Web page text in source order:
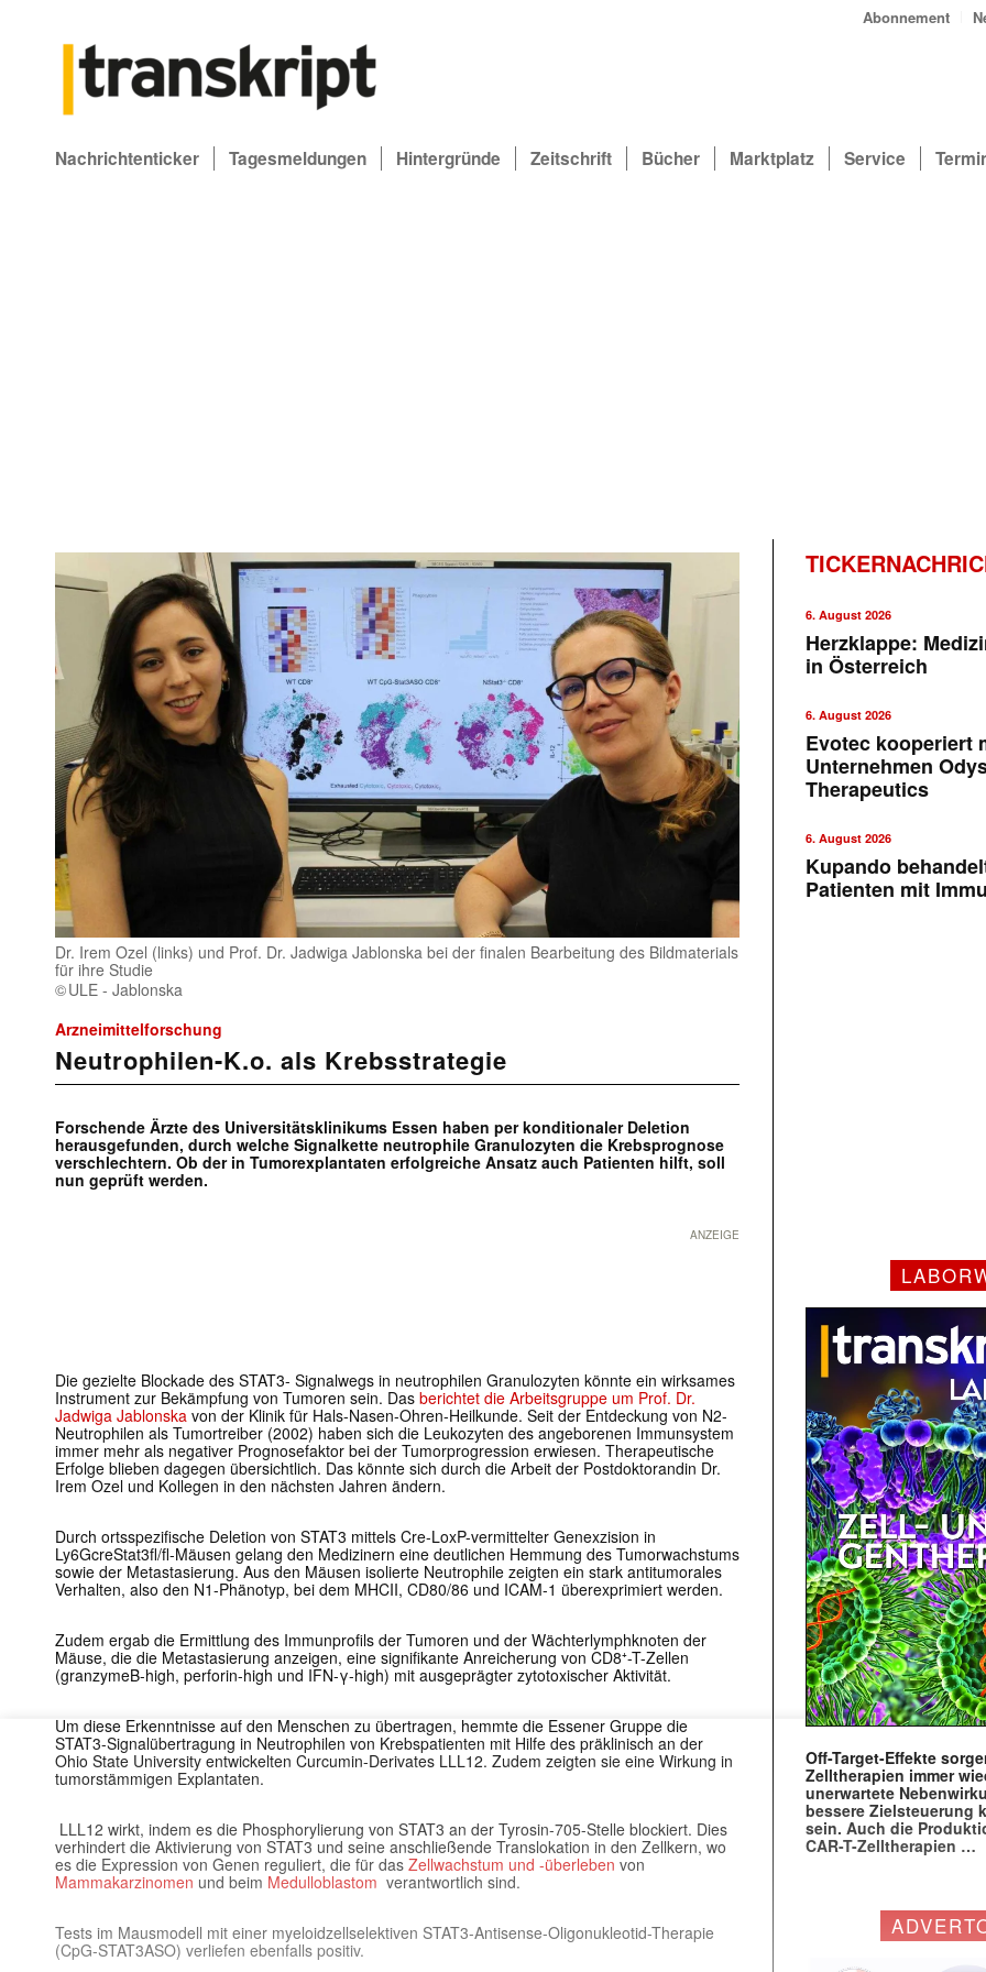
Abonnement
Nachrichtenticker Tagesmeldungen Hintergründe Zeitschrift Bücher Marktplatz Service
Dr. Irem Ozel (links) und Prof. Dr. Jadwiga Jablonska bei der finalen Bearbeitung des Bildmaterials
für ihre Studie
ULE - Jablonska
Arzneimittelforschung
Neutrophilen-K.o. als Krebsstrategie
Forschende Ärzte des Universitätsklinikums Essen haben per konditionaler Deletion
herausgefunden, durch welche Signalkette neutrophile Granulozyten die Krebsprognose
verschlechtern. Ob der in Tumorexplantaten erfolgreiche Ansatz auch Patienten hilft, soll
nun geprüft werden.
ANZEIGE
Die gezielte Blockade des STAT3- Signalwegs in neutrophilen Granulozyten könnte ein wirksames
Instrument zur Bekämpfung von Tumoren sein. Das berichtet die Arbeitsgruppe um Prof. Dr.
Jadwiga Jablonska von der Klinik für Hals-Nasen-Ohren-Heilkunde. Seit der Entdeckung von N2-
Neutrophilen als Tumortreiber (2002) haben sich die Leukozyten des angeborenen Immunsystem
immer mehr als negativer Prognosefaktor bei der Tumorprogression erwiesen. Therapeutische
Erfolge blieben dagegen übersichtlich. Das könnte sich durch die Arbeit der Postdoktorandin Dr.
Irem Ozel und Kollegen in den nächsten Jahren ändern.
Durch ortsspezifische Deletion von STAT3 mittels Cre-LoxP-vermittelter Genexzision in
Ly6GcreStat3fl/fl-Mäusen gelang den Medizinern eine deutlichen Hemmung des Tumorwachstums
sowie der Metastasierung. Aus den Mäusen isolierte Neutrophile zeigten ein stark antitumorales
Verhalten, also den N1-Phänotyp, bei dem MHCII, CD80/86 und ICAM-1 überexprimiert werden.
Zudem ergab die Ermittlung des Immunprofils der Tumoren und der Wächterlymphknoten der
Mäuse, die die Metastasierung anzeigen, eine signifikante Anreicherung von CD8⁺-T-Zellen
(granzymeB-high, perforin-high und IFN-γ-high) mit ausgeprägter zytotoxischer Aktivität.
Um diese Erkenntnisse auf den Menschen zu übertragen, hemmte die Essener Gruppe die
STAT3-Signalübertragung in Neutrophilen von Krebspatienten mit Hilfe des präklinisch an der
Ohio State University entwickelten Curcumin-Derivates LLL12. Zudem zeigten sie eine Wirkung in
tumorstämmigen Explantaten.
LLL12 wirkt, indem es die Phosphorylierung von STAT3 an der Tyrosin-705-Stelle blockiert. Dies
verhindert die Aktivierung von STAT3 und seine anschließende Translokation in den Zellkern, wo
es die Expression von Genen reguliert, die für das Zellwachstum und -überleben von
Mammakarzinomen und beim Medulloblastom verantwortlich sind.
Tests im Mausmodell mit einer myeloidzellselektiven STAT3-Antisense-Oligonukleotid-Therapie
(CpG-STAT3ASO) verliefen ebenfalls positiv.
6. August 2026
Herzklappe:
in Österreich
6. August 2026
Evotec kooperiert
Unternehmen
Therapeutics
6. August 2026
Kupando
Patienten mit
Off-Target-Effekte
Zelltherapien immer
unerwartete
bessere Zielsteuerung
sein. Auch die
CAR-T-Zelltherapien …